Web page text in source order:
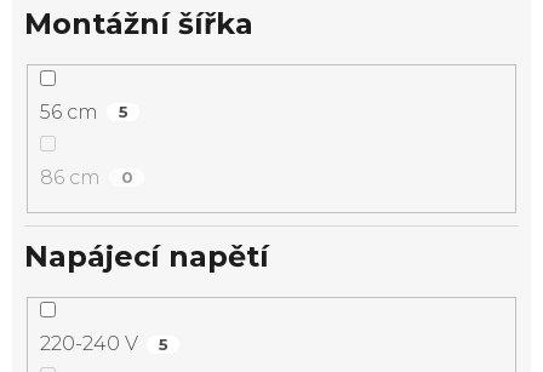
Montážní šířka
56 cm 5
86 cm 0
Napájecí napětí
220-240 V 5